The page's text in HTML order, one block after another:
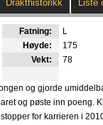
Drakthistorikk Liste
Fatning:
L
Høyde:
175
Vekt:
78
og gjorde
og pøste inn poeng.
for karrieren i